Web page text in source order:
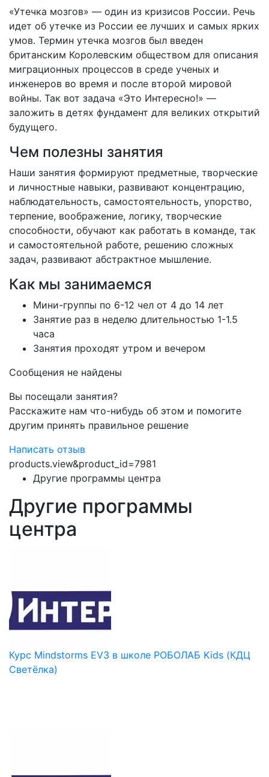
«Утечка мозгов» — один из кризисов России. Речь
идет об утечке из России ее лучших и самых ярких
умов. Термин утечка мозгов был введен
британским Королевским обществом для описания
миграционных процессов в среде ученых и
инженеров во время и после второй мировой
войны. Так вот задача «Это Интересно!» —
заложить в детях фундамент для великих открытий
будущего.
Чем полезны занятия
Наши занятия формируют предметные, творческие
и личностные навыки, развивают концентрацию,
наблюдательность, самостоятельность, упорство,
терпение, воображение, логику, творческие
способности, обучают как работать в команде, так
и самостоятельной работе, решению сложных
задач, развивают абстрактное мышление.
Как мы занимаемся
Мини-группы по 6-12 чел от 4 до 14 лет
Занятие раз в неделю длительностью 1-1.5
часа
Занятия проходят утром и вечером
Сообщения не найдены
Вы посещали занятия?
Расскажите нам что-нибудь об этом и помогите
другим принять правильное решение
Написать отзыв
products.view&product_id=7981
Другие программы центра
Другие программы
центра
Курс Mindstorms EV3 в школе РОБОЛАБ Kids (КДЦ
Светёлка)